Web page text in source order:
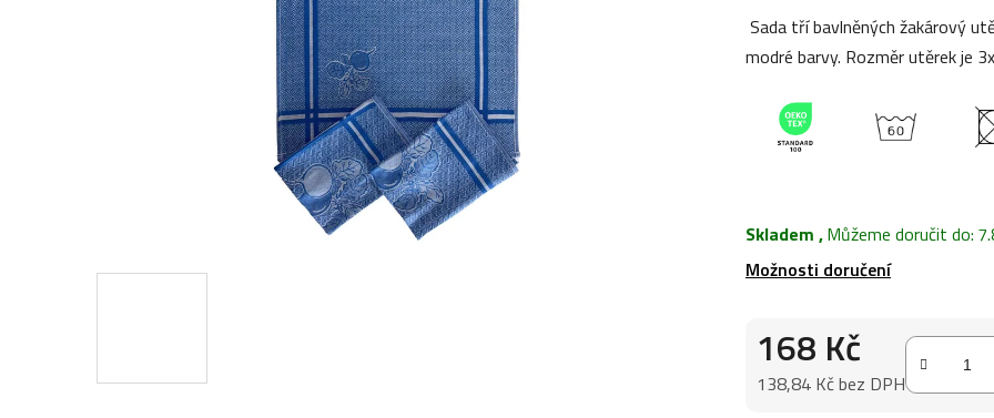
0,0
z
hvězdiček.
Sada tří bavlněných žakárový
modré barvy. Rozměr utěrek je
Skladem ,Můžeme doručit do:
Možnosti doručení
168 Kč
138,84 Kč bez DPH